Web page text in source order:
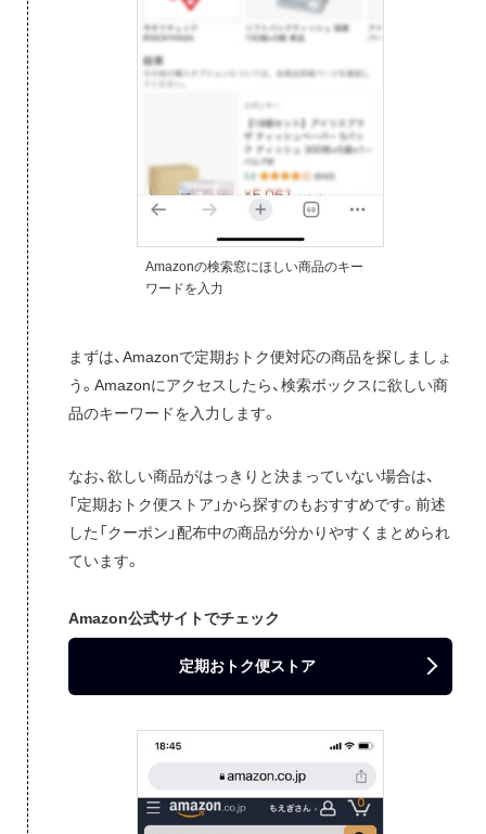
Amazonの検索窓にほしい商品のキー
ワードを入力
まずは、Amazonで定期おトク便対応の商品を探しましょ
う。Amazonにアクセスしたら、検索ボックスに欲しい商
品のキーワードを入力します。
なお、欲しい商品がはっきりと決まっていない場合は、
「定期おトク便ストア」から探すのもおすすめです。前述
した「クーポン」配布中の商品が分かりやすくまとめられ
ています。
Amazon公式サイトでチェック
定期おトク便ストア